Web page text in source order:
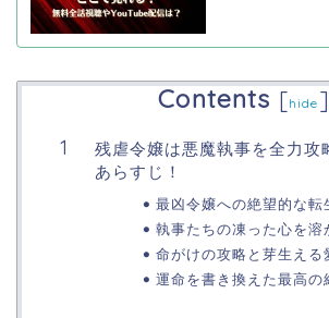
Contents [hide ]
残虐令嬢は悪魔執事を全力攻
あらすじ！
最凶令嬢への絶望的な転
執事たちの凍った心を溶
命がけの攻略と芽生える
運命を書き換えた最高の